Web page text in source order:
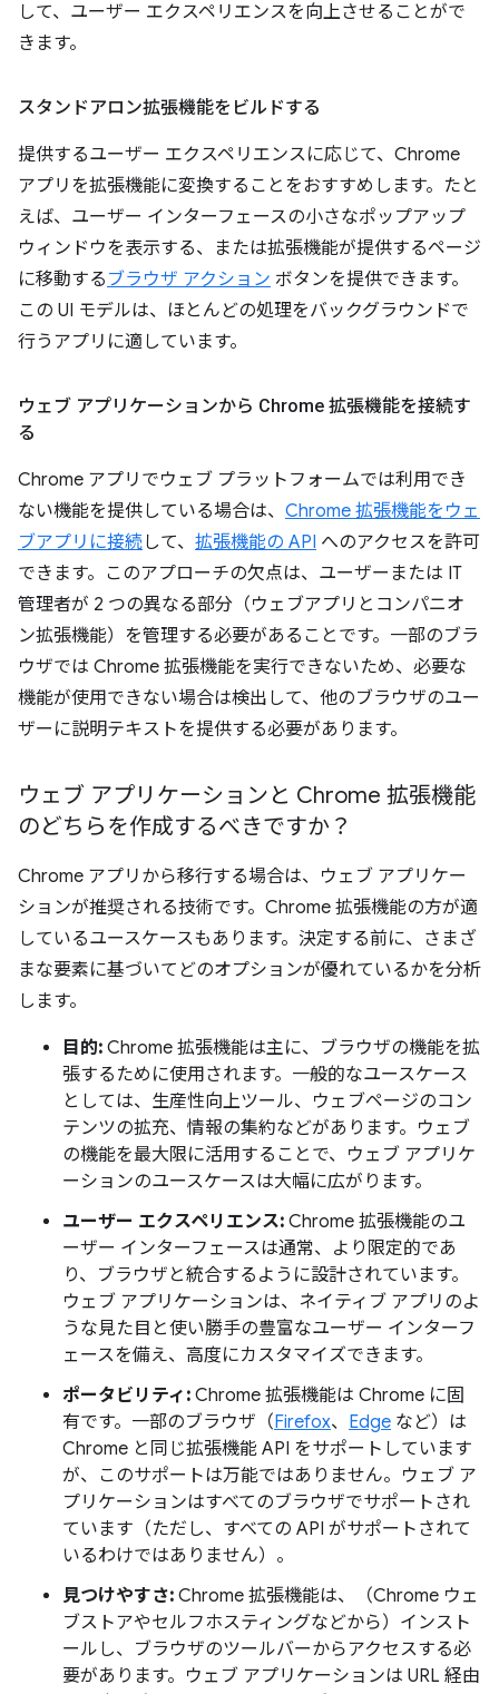
して、ユーザー エクスペリエンスを向上させることがで
きます。
スタンドアロン拡張機能をビルドする
提供するユーザー エクスペリエンスに応じて、Chrome
アプリを拡張機能に変換することをおすすめします。たと
えば、ユーザー インターフェースの小さなポップアップ
ウィンドウを表示する、または拡張機能が提供するページ
に移動する ブラウザ アクション ボタンを提供できます。
この UI モデルは、ほとんどの処理をバックグラウンドで
行うアプリに適しています。
ウェブ アプリケーションから Chrome 拡張機能を接続す
る
Chrome アプリでウェブ プラットフォームでは利用でき
ない機能を提供している場合は、 Chrome 拡張機能をウェ
ブアプリに接続して、 拡張機能の API へのアクセスを許可
できます。このアプローチの欠点は、ユーザーまたは IT
管理者が 2 つの異なる部分（ウェブアプリとコンパニオ
ン拡張機能）を管理する必要があることです。一部のブラ
ウザでは Chrome 拡張機能を実行できないため、必要な
機能が使用できない場合は検出して、他のブラウザのユー
ザーに説明テキストを提供する必要があります。
ウェブ アプリケーションと Chrome 拡張機能
のどちらを作成するべきですか？
Chrome アプリから移行する場合は、ウェブ アプリケー
ションが推奨される技術です。Chrome 拡張機能の方が適
しているユースケースもあります。決定する前に、さまざ
まな要素に基づいてどのオプションが優れているかを分析
します。
目的: Chrome 拡張機能は主に、ブラウザの機能を拡
張するために使用されます。一般的なユースケース
としては、生産性向上ツール、ウェブページのコン
テンツの拡充、情報の集約などがあります。ウェブ
の機能を最大限に活用することで、ウェブ アプリケ
ーションのユースケースは大幅に広がります。
ユーザー エクスペリエンス: Chrome 拡張機能のユ
ーザー インターフェースは通常、より限定的であ
り、ブラウザと統合するように設計されています。
ウェブ アプリケーションは、ネイティブ アプリのよ
うな見た目と使い勝手の豊富なユーザー インターフ
ェースを備え、高度にカスタマイズできます。
ポータビリティ: Chrome 拡張機能は Chrome に固
有です。一部のブラウザ（Firefox、 Edge など）は
Chrome と同じ拡張機能 API をサポートしています
が、このサポートは万能ではありません。ウェブ ア
プリケーションはすべてのブラウザでサポートされ
ています（ただし、すべての API がサポートされて
いるわけではありません）。
見つけやすさ: Chrome 拡張機能は、（Chrome ウェ
ブストアやセルフホスティングなどから）インスト
ールし、ブラウザのツールバーからアクセスする必
要があります。ウェブ アプリケーションは URL 経由